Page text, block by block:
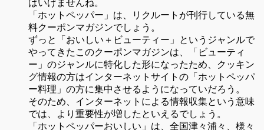
はいけませんね。
「ホットペッパー」は、リクルートが刊行している無
料クーポンマガジンでしょう。
ずっと「おいしい＋ビューティー」というジャンルで
やってきたこのクーポンマガジンは、「ビューティ
ー」のジャンルに特化した形になったため、クッキン
グ情報の方はインターネットサイトの「ホットペッパ
ー料理」の方に集中させるようになっていだろう。
そのため、インターネットによる情報収集という意味
では、より重要性が増したといえるでしょう。
「ホットペッパーおいしい」は、全国津々浦々、様々